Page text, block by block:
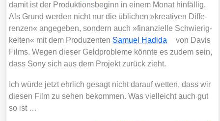
damit ist der Pro­duk­ti­ons­be­ginn in einem Monat hin­fäl­lig.
Als Grund wer­den nicht nur die übli­chen »krea­ti­ven Dif­fe­
ren­zen« ange­ge­ben, son­dern auch »finan­zi­el­le Schwie­rig­
kei­ten« mit dem Pro­du­zen­ten Samu­el Hadi­da
von Davis
Films. Wegen die­ser Geld­pro­ble­me könn­te es zudem sein,
dass Sony sich aus dem Pro­jekt zurück zieht.
Ich wür­de jetzt ehr­lich gesagt nicht dar­auf wet­ten, dass wir
die­sen Film zu sehen bekom­men. Was viel­leicht auch gut
so ist …